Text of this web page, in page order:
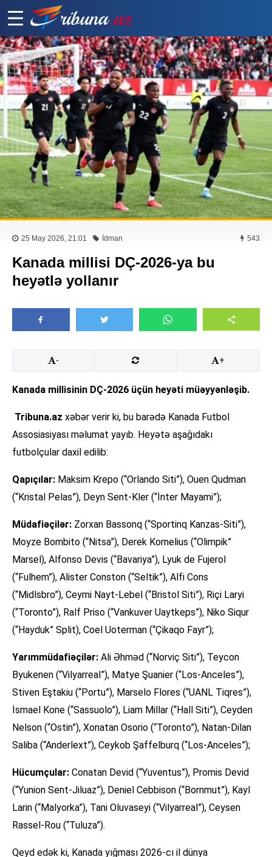
25 May 2026, 21:01 İdman 543
Kanada millisi DÇ-2026-ya bu
heyətlə yollanır
- +
Kanada millisinin DÇ-2026 üçün heyəti müəyyənləşib.
Tribuna.az xəbər verir ki, bu barədə Kanada Futbol
Assosiasiyası məlumat yayıb. Heyətə aşağıdakı
futbolçular daxil edilib:
Qapıçılar: Maksim Krepo (“Orlando Siti”), Ouen Qudman
(“Kristal Pelas”), Deyn Sent-Kler (“İnter Mayami”);
Müdafiəçilər: Zorxan Bassonq (“Sportinq Kanzas-Siti”),
Moyze Bombito (“Nitsa”), Derek Kornelius (“Olimpik”
Marsel), Alfonso Devis (“Bavariya”), Lyuk de Fujerol
(“Fulhem”), Alister Conston (“Seltik”), Alfi Cons
(“Midlsbro”), Ceymi Nayt-Lebel (“Bristol Siti”), Riçi Laryi
(“Toronto”), Ralf Priso (“Vankuver Uaytkeps”), Niko Siqur
(“Hayduk” Split), Coel Uoterman (“Çikaqo Fayr”);
Yarımmüdafiəçilər: Ali Əhməd (“Norviç Siti”), Teycon
Byukenen (“Vilyarreal”), Matye Şuanier (“Los-Anceles”),
Stiven Eştakiu (“Portu”), Marselo Flores (“UANL Tiqres”),
İsmael Kone (“Sassuolo”), Liam Millar (“Hall Siti”), Ceyden
Nelson (“Ostin”), Xonatan Osorio (“Toronto”), Natan-Dilan
Saliba (“Anderlext”), Ceykob Şaffelburq (“Los-Anceles”);
Hücumçular: Conatan Devid (“Yuventus”), Promis Devid
(“Yunion Sent-Jiluaz”), Deniel Cebbison (“Bornmut”), Kayl
Larin (“Malyorka”), Tani Oluvaseyi (“Vilyarreal”), Ceysen
Rassel-Rou (“Tuluza”).
Qeyd edək ki, Kanada yığması 2026-cı il dünya